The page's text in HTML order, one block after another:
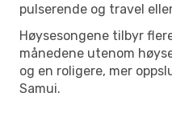
pulserende og travel
Høysesongene tilbyr
månedene utenom
og en roligere, mer
Samui.